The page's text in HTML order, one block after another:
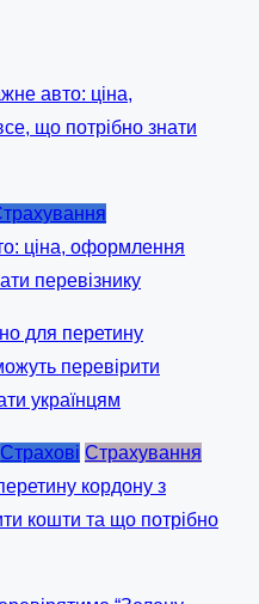
ціна, оформлення
перевізнику
Страхові Страхування
кордону з
кошти та що потрібно